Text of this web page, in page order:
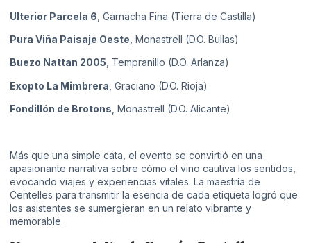
Ulterior Parcela 6 , Garnacha Fina (Tierra de Castilla)
Pura Viña Paisaje Oeste , Monastrell (D.O. Bullas)
Buezo Nattan 2005 , Tempranillo (D.O. Arlanza)
Exopto La Mimbrera , Graciano (D.O. Rioja)
Fondillón de Brotons , Monastrell (D.O. Alicante)
Más que una simple cata, el evento se convirtió en una
apasionante narrativa sobre cómo el vino cautiva los sentidos,
evocando viajes y experiencias vitales. La maestría de
Centelles para transmitir la esencia de cada etiqueta logró que
los asistentes se sumergieran en un relato vibrante y
memorable.